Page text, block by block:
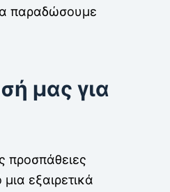
παραδώσουμε
μας για
προσπάθειες
εξαιρετικά